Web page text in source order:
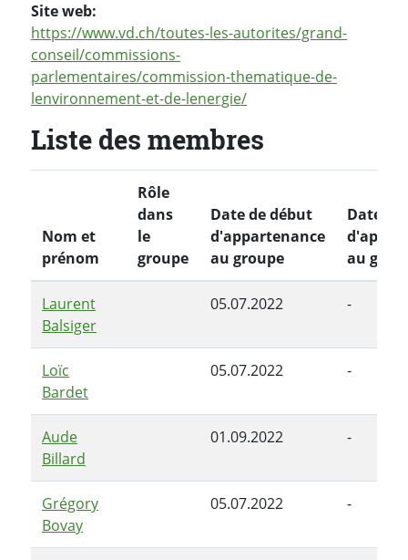
Site web:
https://www.vd.ch/toutes-les-autorites/grand-
conseil/commissions-
parlementaires/commission-thematique-de-
lenvironnement-et-de-lenergie/
Liste des membres
Nom et
prénom
Rôle
dans
le
groupe
Date de début
d'appartenance
au groupe
Date
au
Laurent
Balsiger
05.07.2022 -
Loïc
Bardet
05.07.2022 -
Aude
Billard
01.09.2022 -
Grégory
Bovay
05.07.2022 -